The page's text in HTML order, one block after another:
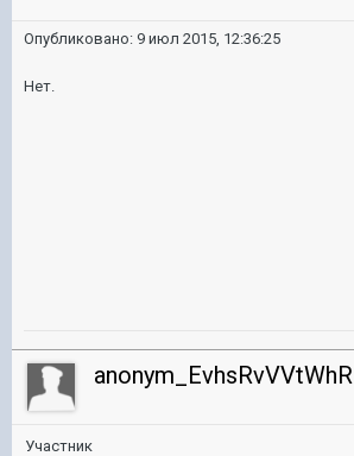
Опубликовано: 9 июл 2015, 12:36:25
Нет.
anonym_EvhsRvVVtWhR
Участник